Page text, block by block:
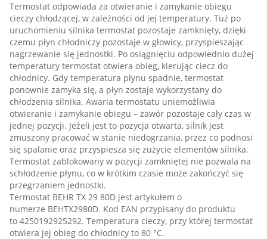
Termostat odpowiada za otwieranie i zamykanie obiegu
cieczy chłodzącej, w zależności od jej temperatury. Tuż po
uruchomieniu silnika termostat pozostaje zamknięty, dzięki
czemu płyn chłodniczy pozostaje w głowicy, przyspieszając
nagrzewanie się jednostki. Po osiągnięciu odpowiednio dużej
temperatury termostat otwiera obieg, kierując ciecz do
chłodnicy. Gdy temperatura płynu spadnie, termostat
ponownie zamyka się, a płyn zostaje wykorzystany do
chłodzenia silnika. Awaria termostatu uniemożliwia
otwieranie i zamykanie obiegu – zawór pozostaje cały czas w
jednej pozycji. Jeżeli jest to pozycja otwarta, silnik jest
zmuszony pracować w stanie niedogrzania, przez co podnosi
się spalanie oraz przyspiesza się zużycie elementów silnika.
Termostat zablokowany w pozycji zamkniętej nie pozwala na
schłodzenie płynu, co w krótkim czasie może zakończyć się
przegrzaniem jednostki.
Termostat BEHR TX 29 80D jest artykułem o
numerze BEHTX2980D. Kod EAN przypisany do produktu
to 4250192925292. Temperatura cieczy, przy której termostat
otwiera jej obieg do chłodnicy to 80 °C.